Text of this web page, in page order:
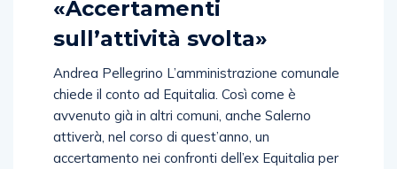
«Accertamenti
sull’attività svolta»
Andrea Pellegrino L’amministrazione comunale
chiede il conto ad Equitalia. Così come è
avvenuto già in altri comuni, anche Salerno
attiverà, nel corso di quest’anno, un
accertamento nei confronti dell’ex Equitalia per